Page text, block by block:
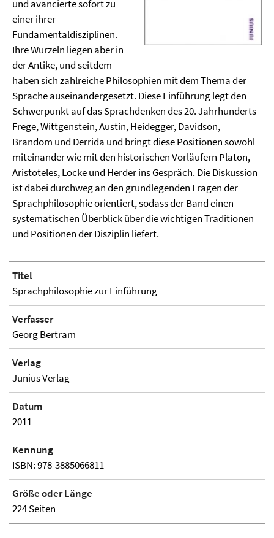
und avancierte sofort zu
einer ihrer
Fundamentaldisziplinen.
Ihre Wurzeln liegen aber in
der Antike, und seitdem
haben sich zahlreiche Philosophien mit dem Thema der
Sprache auseinandergesetzt. Diese Einführung legt den
Schwerpunkt auf das Sprachdenken des 20. Jahrhunderts
Frege, Wittgenstein, Austin, Heidegger, Davidson,
Brandom und Derrida und bringt diese Positionen sowohl
miteinander wie mit den historischen Vorläufern Platon,
Aristoteles, Locke und Herder ins Gespräch. Die Diskussion
ist dabei durchweg an den grundlegenden Fragen der
Sprachphilosophie orientiert, sodass der Band einen
systematischen Überblick über die wichtigen Traditionen
und Positionen der Disziplin liefert.
Titel
Sprachphilosophie zur Einführung
Verfasser
Georg Bertram
Verlag
Junius Verlag
Datum
2011
Kennung
ISBN: 978-3885066811
Größe oder Länge
224 Seiten